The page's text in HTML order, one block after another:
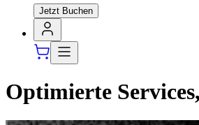
Jetzt Buchen
Optimierte